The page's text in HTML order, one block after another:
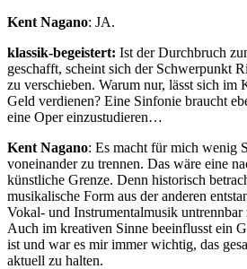
Kent Nagano: JA.
klassik-begeistert: Ist der Durchbruch
geschafft, scheint sich der Schwerpunkt
zu verschieben. Warum nur, lässt sich im
Geld verdienen? Eine Sinfonie braucht
eine Oper einzustudieren…
Kent Nagano: Es macht für mich wenig
voneinander zu trennen. Das wäre eine
künstliche Grenze. Denn historisch
musikalische Form aus der anderen
Vokal- und Instrumentalmusik untrennbar
Auch im kreativen Sinne beeinflusst ein
ist und war es mir immer wichtig, das
aktuell zu halten.